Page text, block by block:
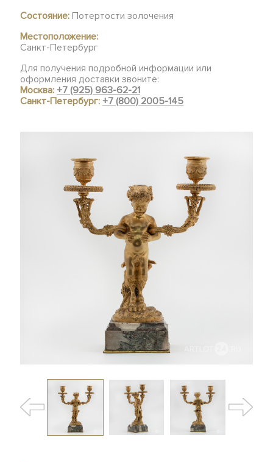
Состояние: Потертости золочения
Местоположение:
Санкт-Петербург
Для получения подробной информации или
оформления доставки звоните:
Москва:+7 (925) 963-62-21
Санкт-Петербург:+7 (800) 2005-145